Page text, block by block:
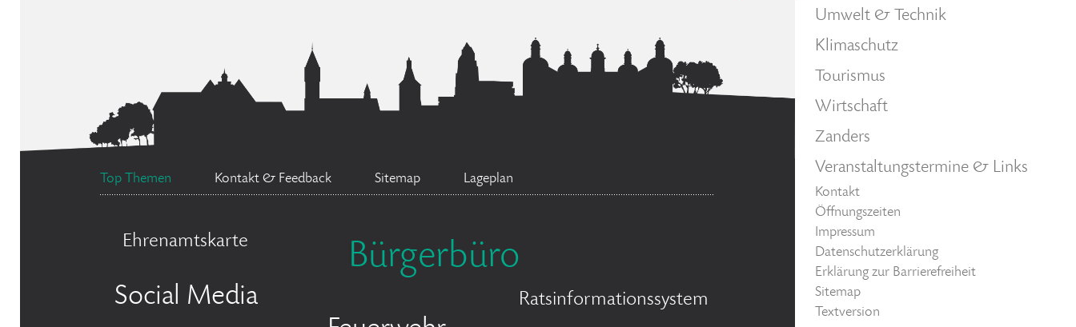
Top Themen Kontakt & Feedback Sitemap Lageplan
Ehrenamtskarte Bürgerbüro
Social Media
Ratsinformationssystem
Umwelt & Technik
Klimaschutz
Tourismus
Wirtschaft
Zanders
Veranstaltungstermine & Links
Kontakt
Öffnungszeiten
Impressum
Datenschutzerklärung
Erklärung zur Barrierefreiheit
Sitemap
Textversion